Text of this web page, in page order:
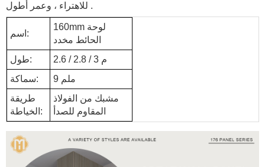
.
اسم:
160mm لوحة
الحائط مخدد
طول:
2.6 / 2.8 / 3 م
سماكة:
9 ملم
طريقة
الخياطة:
مشبك من الفولاذ
المقاوم للصدأ